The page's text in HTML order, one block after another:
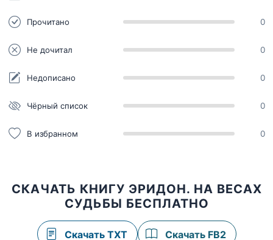
Прочитано 0
Не дочитал 0
Недописано 0
Чёрный список 0
В избранном 0
СКАЧАТЬ КНИГУ ЭРИДОН. НА ВЕСАХ
СУДЬБЫ БЕСПЛАТНО
Скачать TXT Скачать FB2